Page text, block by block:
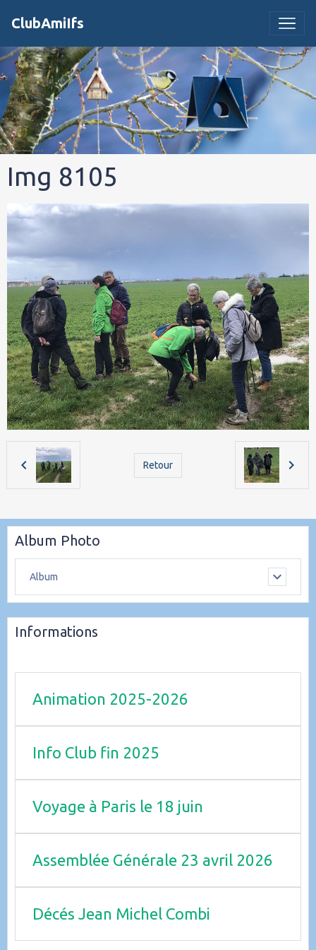
ClubAmiIfs
Img 8105
Retour
Album Photo
Album
Informations
Animation 2025-2026
Info Club fin 2025
Voyage à Paris le 18 juin
Assemblée Générale 23 avril 2026
Décés Jean Michel Combi